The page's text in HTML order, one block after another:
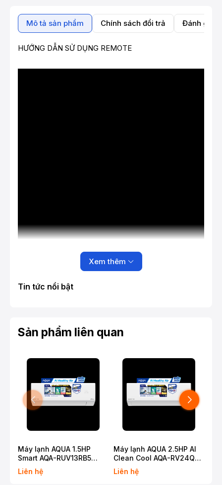
Mô tả sản phẩm Chính sách đổi trả Đánh giá
HƯỚNG DẪN SỬ DỤNG REMOTE
Xem thêm
Tin tức nổi bật
Sản phẩm liên quan
Máy lạnh AQUA 1.5HP
Smart AQA-RUV13RB5
(2026)
Liên hệ
Máy lạnh AQUA 2.5HP AI
Clean Cool AQA-RV24QE
(2026)
Liên hệ